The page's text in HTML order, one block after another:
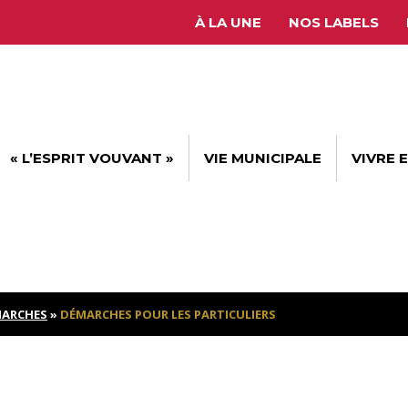
À LA UNE NOS LABELS
« L’ESPRIT VOUVANT » VIE MUNICIPALE VIVRE
» DÉMARCHES POUR LES PARTICULIERS